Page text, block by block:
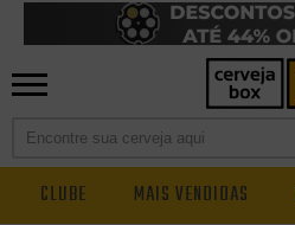
CLUBE MAIS VENDIDAS